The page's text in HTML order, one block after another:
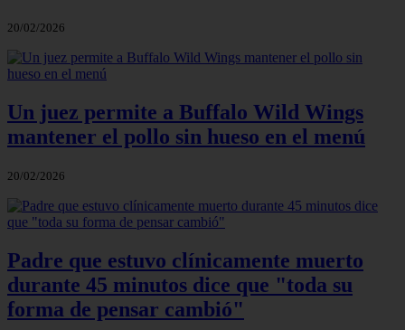
20/02/2026
Un juez permite a Buffalo Wild Wings
mantener el pollo sin hueso en el menú
20/02/2026
Padre que estuvo clínicamente muerto
durante 45 minutos dice que "toda su
forma de pensar cambió"